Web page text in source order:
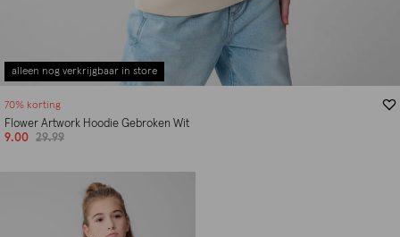
alleen nog verkrijgbaar in store
70% korting
Flower Artwork Hoodie Gebroken Wit
9.00
29.99